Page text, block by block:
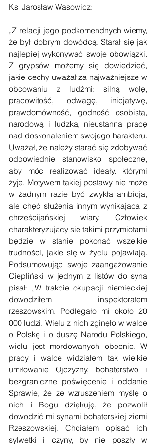
Ks. Jarosław Wąsowicz:
„Z relacji jego podkomendnych wiemy,
że był dobrym dowódcą. Starał się jak
najlepiej wykonywać swoje obowiązki.
Z grypsów możemy się dowiedzieć,
jakie cechy uważał za najważniejsze w
obcowaniu z ludźmi: silną wolę,
pracowitość, odwagę, inicjatywę,
prawdomówność, godność osobistą,
narodową i ludzką, nieustanną pracę
nad doskonaleniem swojego harakteru.
Uważał, że należy starać się zdobywać
odpowiednie stanowisko społeczne,
aby móc realizować ideały, którymi
żyje. Motywem takiej postawy nie może
w żadnym razie być zwykła ambicja,
ale chęć służenia innym wynikająca z
chrześcijańskiej wiary. Człowiek
charakteryzujący się takimi przymiotami
będzie w stanie pokonać wszelkie
trudności, jakie się w życiu pojawiają.
Podsumowując swoje zaangażowanie
Ciepliński w jednym z listów do syna
pisał: „W trakcie okupacji niemieckiej
dowodziłem inspektoratem
rzeszowskim. Podlegało mi około 20
000 ludzi. Wielu z nich zginęło w walce
o Polskę i o duszę Narodu Polskiego,
wielu jest mordowanych obecnie. W
pracy i walce widziałem tak wielkie
umiłowanie Ojczyzny, bohaterstwo i
bezgraniczne poświęcenie i oddanie
Sprawie, że ze wzruszeniem myślę o
nich i Bogu dziękuję, że pozwolił
dowodzić mi synami bohaterskiej ziemi
Rzeszowskiej. Chciałem opisać ich
sylwetki i czyny, by nie poszły w